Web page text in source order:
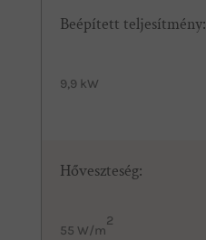
Beépített teljesítmény:
9,9 kW
Hőveszteség:
55 W/m
2